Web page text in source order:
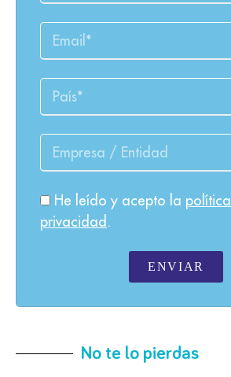
He leído y acepto la
privacidad .
ENVIAR
No te lo pierdas